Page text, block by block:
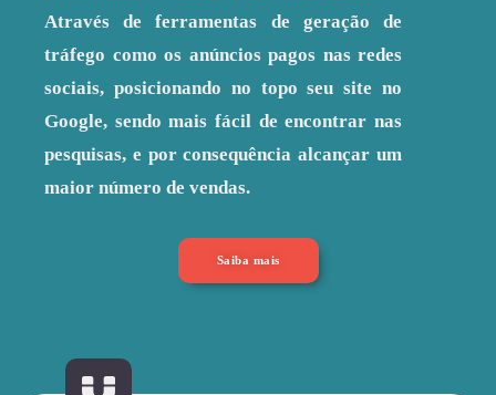
Através de ferramentas de geração de
tráfego como os anúncios pagos nas redes
sociais, posicionando no topo seu site no
Google, sendo mais fácil de encontrar nas
pesquisas, e por consequência alcançar um
maior número de vendas.
Saiba mais